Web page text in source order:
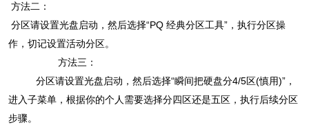
方法二：
分区请设置光盘启动，然后选择“PQ 经典分区工具”，执行分区操
作，切记设置活动分区。
方法三：
分区请设置光盘启动，然后选择“瞬间把硬盘分4/5区(慎用)”，
进入子菜单，根据你的个人需要选择分四区还是五区，执行后续分区
步骤。